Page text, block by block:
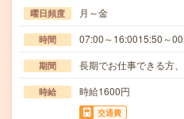
曜日頻度 月～金
時間 07:00～16:0015:50～
期間 長期でお仕事できる方、
時給 時給1600円
交通費